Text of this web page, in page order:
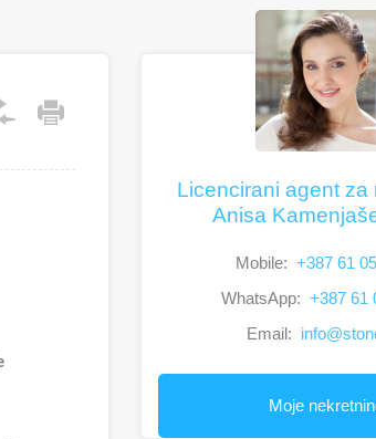
Licencirani agent za
Anisa
Mobile: +387 61
WhatsApp: +387 61
Email:
Moje